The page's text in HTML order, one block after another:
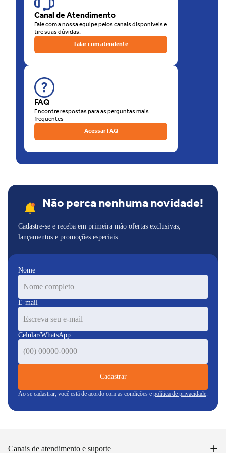
de nossas lojas físicas, há a opção de retirar sua compra na loja.
O que está esperando? Venha para as Lojas Unilar!
Canal de Atendimento
Fale com a nossa equipe pelos canais disponíveis e
tire suas dúvidas.
Falar com atendente
FAQ
Encontre respostas para as perguntas mais
frequentes
Acessar FAQ
Não perca nenhuma novidade!
Cadastre-se e receba em primeira mão ofertas exclusivas,
lançamentos e promoções especiais
Nome
E-mail
Celular/WhatsApp
Cadastrar
Ao se cadastrar, você está de acordo com as condições e política de privacidade
Canais de atendimento e suporte +